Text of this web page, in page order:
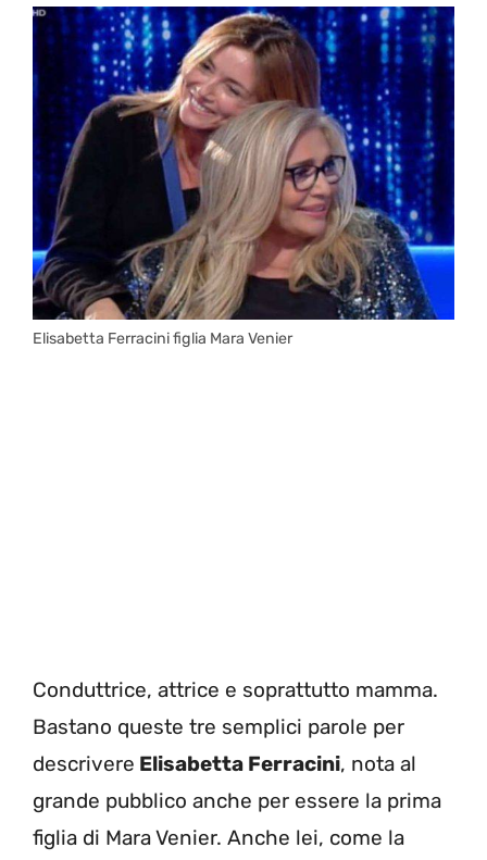
Elisabetta Ferracini figlia Mara Venier
Conduttrice, attrice e soprattutto mamma.
Bastano queste tre semplici parole per
descrivere Elisabetta Ferracini, nota al
grande pubblico anche per essere la prima
figlia di Mara Venier. Anche lei, come la